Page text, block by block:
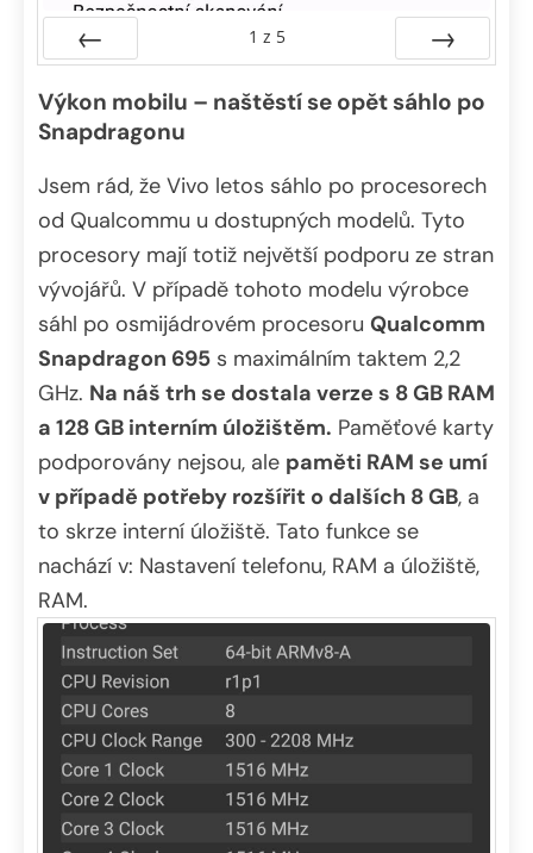
1 z 5
Výkon mobilu – naštěstí se opět sáhlo po
Snapdragonu
Jsem rád, že Vivo letos sáhlo po procesorech
od Qualcommu u dostupných modelů. Tyto
procesory mají totiž největší podporu ze stran
vývojářů. V případě tohoto modelu výrobce
sáhl po osmijádrovém procesoru Qualcomm
Snapdragon 695 s maximálním taktem 2,2
GHz. Na náš trh se dostala verze s 8 GB RAM
a 128 GB interním úložištěm. Paměťové karty
podporovány nejsou, ale paměti RAM se umí
v případě potřeby rozšířit o dalších 8 GB, a
to skrze interní úložiště. Tato funkce se
nachází v: Nastavení telefonu, RAM a úložiště,
RAM.